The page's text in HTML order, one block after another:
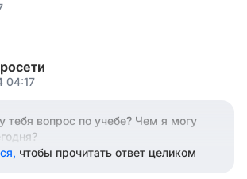
04:17
тебя вопрос по учебе? Чем я могу
чтобы прочитать ответ целиком